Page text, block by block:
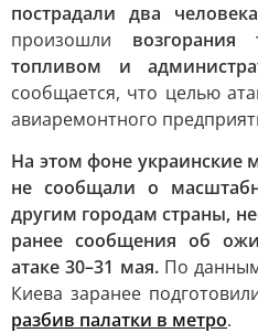
пострадали два
произошли возгорания
топливом и
сообщается, что целью
авиаремонтного
На этом фоне украинские
не сообщали о
другим городам страны,
ранее сообщения об
атаке 30–31 мая.По
Киева заранее
разбив палатки в метро.